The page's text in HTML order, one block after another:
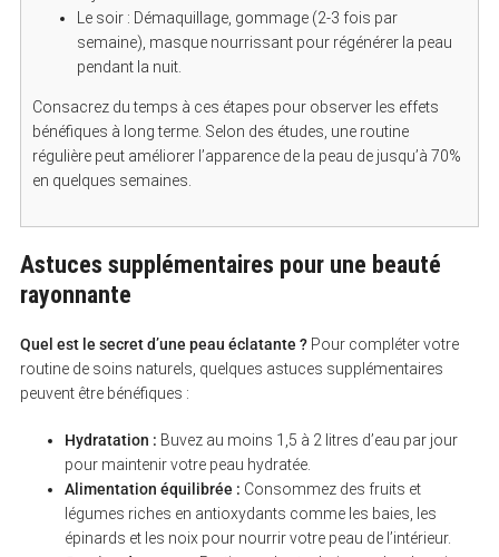
Le soir : Démaquillage, gommage (2-3 fois par
semaine), masque nourrissant pour régénérer la peau
pendant la nuit.
Consacrez du temps à ces étapes pour observer les effets
bénéfiques à long terme. Selon des études, une routine
régulière peut améliorer l’apparence de la peau de jusqu’à 70%
en quelques semaines.
Astuces supplémentaires pour une beauté
rayonnante
Quel est le secret d’une peau éclatante ?Pour compléter votre
routine de soins naturels, quelques astuces supplémentaires
peuvent être bénéfiques :
Hydratation : Buvez au moins 1,5 à 2 litres d’eau par jour
pour maintenir votre peau hydratée.
Alimentation équilibrée : Consommez des fruits et
légumes riches en antioxydants comme les baies, les
épinards et les noix pour nourrir votre peau de l’intérieur.